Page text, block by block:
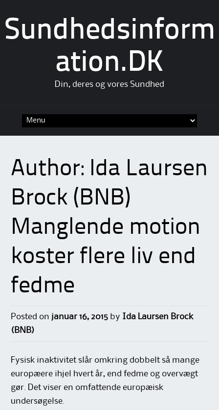
Sundhedsinform
ation.DK
Din, deres og vores Sundhed
Author: Ida Laursen
Brock (BNB)
Manglende motion
koster flere liv end
fedme
Posted on januar 16, 2015 by Ida Laursen Brock
(BNB)
Fysisk inaktivitet slår omkring dobbelt så mange
europæere ihjel hvert år, end fedme og overvægt
gør. Det viser en omfattende europæisk
undersøgelse.